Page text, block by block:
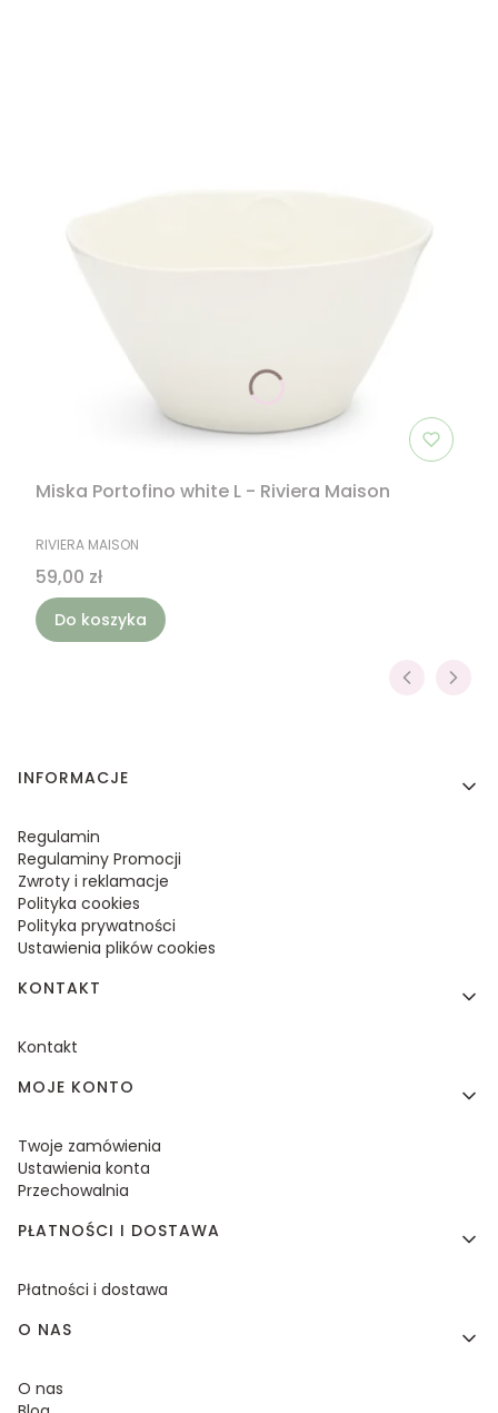
Miska Portofino white L - Riviera Maison
PRODUCENT
RIVIERA MAISON
Cena
59,00 zł
Do koszyka
Linki w stopce
INFORMACJE
Regulamin
Regulaminy Promocji
Zwroty i reklamacje
Polityka cookies
Polityka prywatności
Ustawienia plików cookies
KONTAKT
Kontakt
MOJE KONTO
Twoje zamówienia
Ustawienia konta
Przechowalnia
PŁATNOŚCI I DOSTAWA
Płatności i dostawa
O NAS
O nas